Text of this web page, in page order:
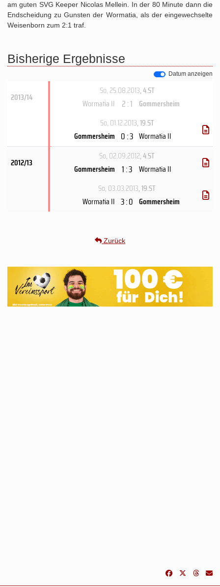
am guten SVG Keeper Nicolas Mellein. In der 80 Minute dann die
Endscheidung zu Gunsten der Wormatia, als der eingewechselte
Weisenborn zum 2:1 traf.
Bisherige Ergebnisse
Datum anzeigen
2013/14
So, 25.08.2013, 4.ST
Wormatia II
2 : 1 Gommersheim
So, 01.12.2013, 19.ST
Gommersheim 0 : 3 Wormatia II
2012/13
So, 02.09.2012, 4.ST
Gommersheim 1 : 3 Wormatia II
So, 03.03.2013, 19.ST
Wormatia II 3 : 0 Gommersheim
Zurück